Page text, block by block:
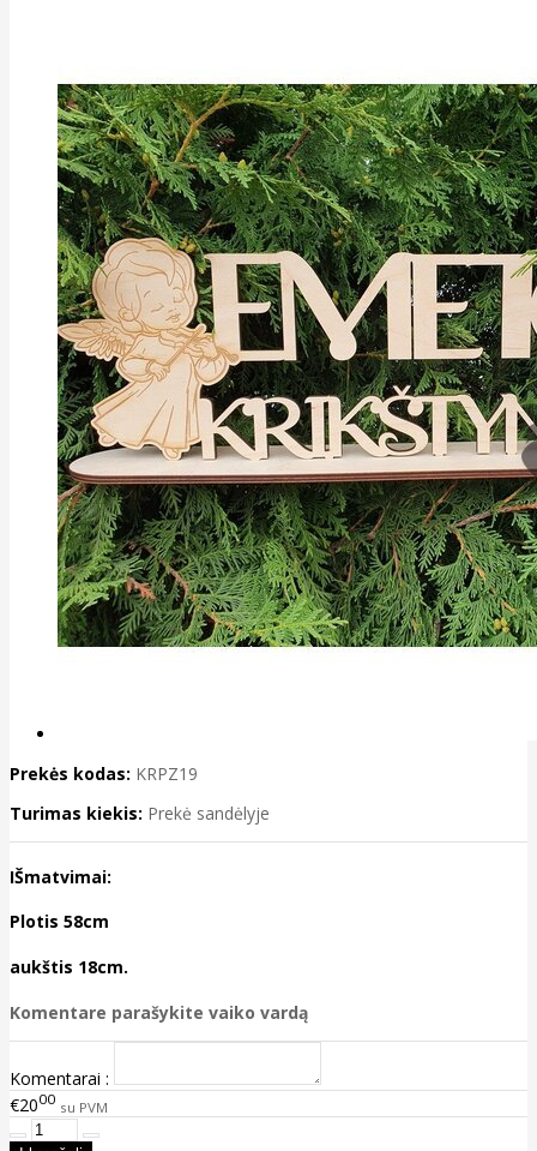
Prekės kodas: KRPZ19
Turimas kiekis: Prekė sandėlyje
IŠmatvimai:
Plotis 58cm
aukštis 18cm.
Komentare parašykite vaiko vardą
Komentarai :
€2000 su PVM